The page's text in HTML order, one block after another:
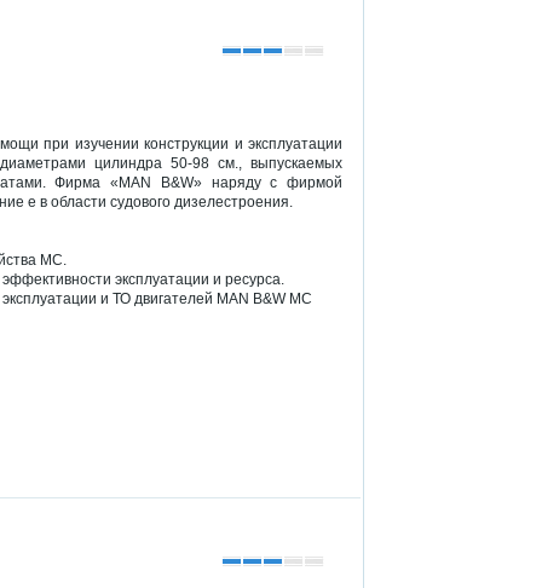
при изучении конструкции и эксплуатации
цилиндра 50-98 см., выпускаемых
Фирма «MAN B&W» наряду с фирмой
е в области судового дизелестроения.
MC.
эксплуатации и ресурса.
и ТО двигателей MAN B&W МС